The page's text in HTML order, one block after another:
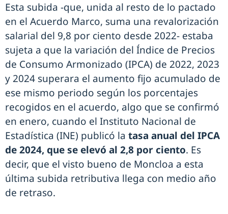
Esta subida -que, unida al resto de lo pactado
en el Acuerdo Marco, suma una revalorización
salarial del 9,8 por ciento desde 2022- estaba
sujeta a que la variación del Índice de Precios
de Consumo Armonizado (IPCA) de 2022, 2023
y 2024 superara el aumento fijo acumulado de
ese mismo periodo según los porcentajes
recogidos en el acuerdo, algo que se confirmó
en enero, cuando el Instituto Nacional de
Estadística (INE) publicó la tasa anual del IPCA
de 2024, que se elevó al 2,8 por ciento. Es
decir, que el visto bueno de Moncloa a esta
última subida retributiva llega con medio año
de retraso.